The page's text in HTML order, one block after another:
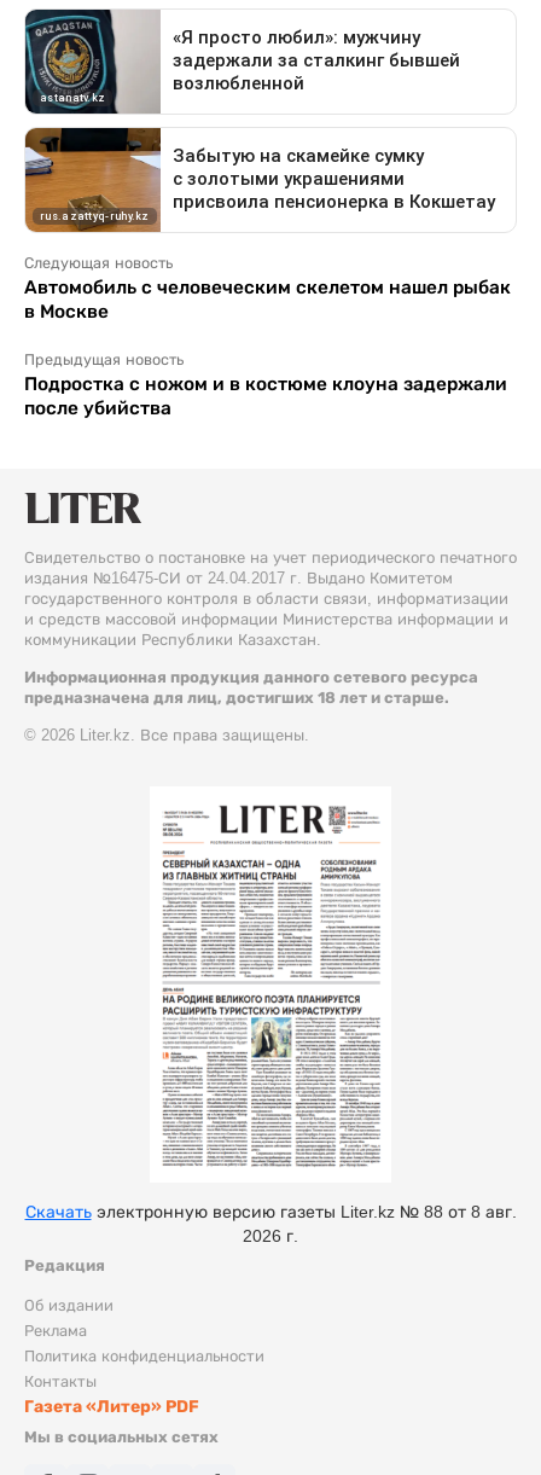
Следующая новость
Автомобиль с человеческим скелетом нашел рыбак
в Москве
Предыдущая новость
Подростка с ножом и в костюме клоуна задержали
после убийства
Свидетельство о постановке на учет периодического печатного
издания №16475-СИ от 24.04.2017 г. Выдано Комитетом
государственного контроля в области связи, информатизации
и средств массовой информации Министерства информации и
коммуникации Республики Казахстан.
Информационная продукция данного сетевого ресурса
предназначена для лиц, достигших 18 лет и старше.
© 2026 Liter.kz. Все права защищены.
Редакция
Об издании
Реклама
Политика конфиденциальности
Контакты
Газета «Литер» PDF
Мы в социальных сетях
Скачатьэлектронную версию газеты Liter.kz № 88 от 8 авг.
2026 г.